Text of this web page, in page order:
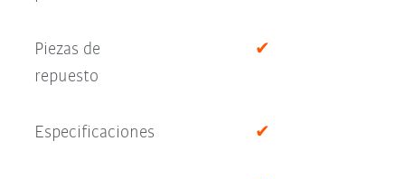
Piezas de
repuesto
✔
Especificaciones ✔